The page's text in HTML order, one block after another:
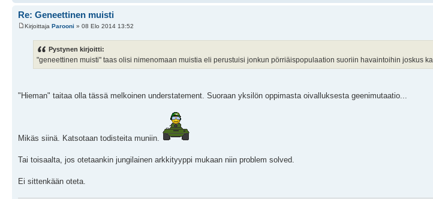
Re: Geneettinen muisti
Kirjoittaja Parooni » 08 Elo 2014 13:52
Pystynen kirjoitti:
"geneettinen muisti" taas olisi nimenomaan muistia eli perustuisi jonkun pörriäispopulaation suoriin havaintoihin joskus
"Hieman" taitaa olla tässä melkoinen understatement. Suoraan yksilön oppimasta oivalluksesta geenimutaatio...
Mikäs siinä. Katsotaan todisteita muniin.
Tai toisaalta, jos otetaankin jungilainen arkkityyppi mukaan niin problem solved.
Ei sittenkään oteta.